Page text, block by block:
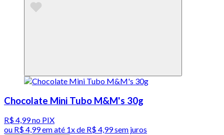
Chocolate Mini Tubo M&M's 30g
R$ 4,99no PIX
ou R$ 4,99em até 1x de R$ 4,99sem juros